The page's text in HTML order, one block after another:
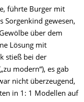
führte Burger mit
Sorgenkind gewesen,
über dem
Lösung mit
stieß bei der
modern“), es gab
nicht überzeugend,
in 1: 1 Modellen auf